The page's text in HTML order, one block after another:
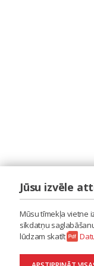
Jūsu izvēle
Mūsu tīmekļa vietne
sīkdatņu
lūdzam skatīt